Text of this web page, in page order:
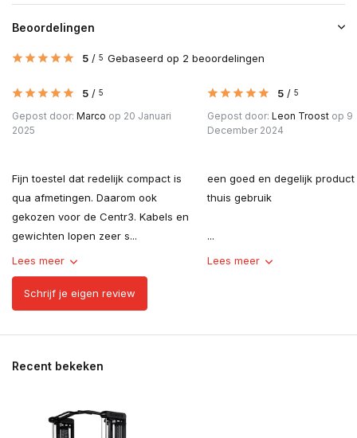
Beoordelingen
5 / 5 Gebaseerd op 2 beoordelingen
5 / 5
Gepost door: Marco op 20 Januari
2025
Fijn toestel dat redelijk compact is
qua afmetingen. Daarom ook
gekozen voor de Centr3. Kabels en
gewichten lopen zeer s...
Lees meer
5 / 5
Gepost door: Leon Troost op 9
December 2024
een goed en degelijk product
thuis gebruik
...
Lees meer
Schrijf je eigen review
Recent bekeken